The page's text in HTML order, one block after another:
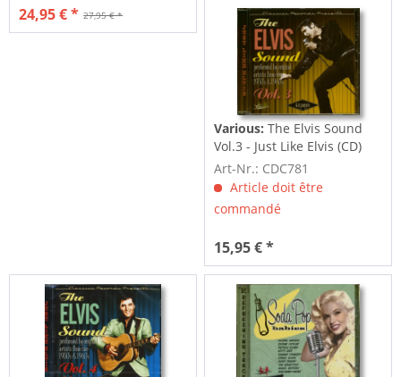
27,95 € *
24,95 € *
Various: The Elvis Sound
Vol.3 - Just Like Elvis (CD)
Art-Nr.: CDC781
Article doit être
commandé
15,95 € *